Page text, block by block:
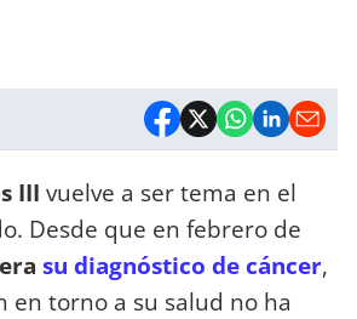
III vuelve a ser tema en el
Desde que en febrero de
su diagnóstico de cáncer,
en torno a su salud no ha